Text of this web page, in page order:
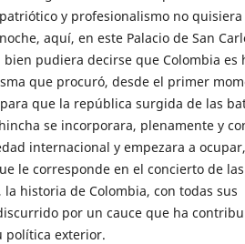
y profesionalismo no
aquí, en este Palacio de San
bien pudiera decirse que Colombia es
que procuró, desde el primer
que la república surgida de las
se incorporara, plenamente y
internacional y empezara a
le corresponde en el concierto de las
la historia de Colombia, con todas sus
por un cauce que ha
política exterior.